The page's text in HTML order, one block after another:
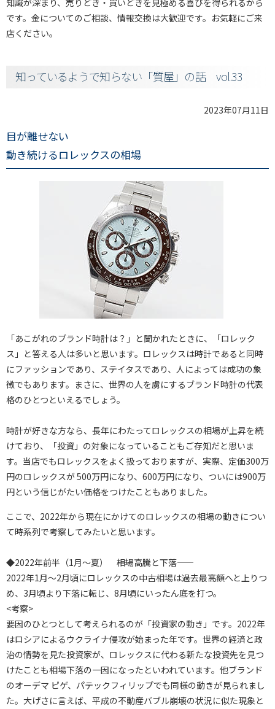
知識が深まり、売りどき・買いどきを見極める喜びを得られるから
です。金についてのご相談、情報交換は大歓迎です。お気軽にご来
店ください。
知っているようで知らない「質屋」の話 vol.33
2023年07月11日
目が離せない
動き続けるロレックスの相場
「あこがれのブランド時計は？」と聞かれたときに、「ロレック
ス」と答える人は多いと思います。ロレックスは時計であると同時
にファッションであり、ステイタスであり、人によっては成功の象
徴でもあります。まさに、世界の人を虜にするブランド時計の代表
格のひとつといえるでしょう。
時計が好きな方なら、長年にわたってロレックスの相場が上昇を続
けており、「投資」の対象になっていることもご存知だと思いま
す。当店でもロレックスをよく扱っておりますが、実際、定価300万
円のロレックスが 500万円になり、600万円になり、ついには900万
円という信じがたい価格をつけたこともありました。
ここで、2022年から現在にかけてのロレックスの相場の動きについ
て時系列で考察してみたいと思います。
◆2022年前半（1月～夏） ――相場高騰と下落――
2022年1月～2月頃にロレックスの中古相場は過去最高額へと上りつ
め、3月頃より下落に転じ、8月頃にいったん底を打つ。
<考察>
要因のひとつとして考えられるのが「投資家の動き」です。2022年
はロシアによるウクライナ侵攻が始まった年です。世界の経済と政
治の情勢を見た投資家が、ロレックスに代わる新たな投資先を見つ
けたことも相場下落の一因になったといわれています。他ブランド
のオーデマ ピゲ、パテックフィリップでも同様の動きが見られまし
た。大げさに言えば、平成の不動産バブル崩壊の状況に似た現象と